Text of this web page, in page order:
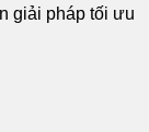
giải pháp tối ưu